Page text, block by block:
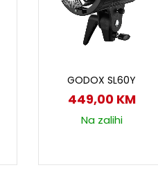
GODOX SL60Y
449,00 KM
Na zalihi